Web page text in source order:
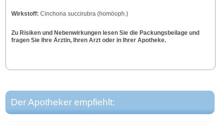
Wirkstoff: Cinchona succirubra (homöoph.)
Zu Risiken und Nebenwirkungen lesen Sie die Packungsbeilage und
fragen Sie Ihre Ärztin, Ihren Arzt oder in Ihrer Apotheke.
Der Apotheker empfiehlt: